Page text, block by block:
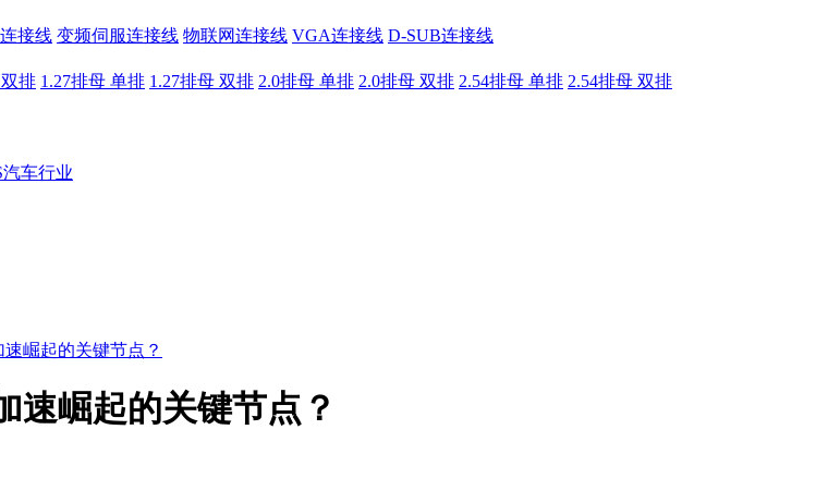
接线 变频伺服连接线 物联网连接线 VGA连接线 D-SUB连接线
排 1.27排母 单排 1.27排母 双排 2.0排母 单排 2.0排母 双排 2.54排母 单排 2.54排母 双排
车行业
崛起的关键节点？
速崛起的关键节点？